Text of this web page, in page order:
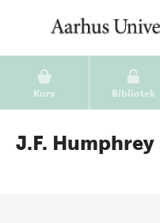
Kurv Bibliotek
J.F. Humphrey